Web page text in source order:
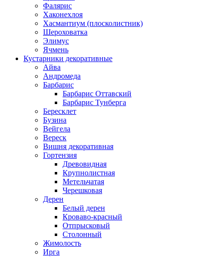
Фалярис
Хаконехлоя
Хасмантиум (плосколистник)
Шероховатка
Элимус
Ячмень
Кустарники декоративные
Айва
Андромеда
Барбарис
Барбарис Оттавский
Барбарис Тунберга
Бересклет
Бузина
Вейгела
Вереск
Вишня декоративная
Гортензия
Древовидная
Крупнолистная
Метельчатая
Черешковая
Дерен
Белый дерен
Кроваво-красный
Отпрысковый
Столонный
Жимолость
Ирга